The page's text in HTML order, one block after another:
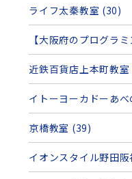
ライフ太秦教室 (30)
【大阪府のプログラ
近鉄百貨店上本町教
イトーヨーカドーあ
京橋教室 (39)
イオンスタイル野田